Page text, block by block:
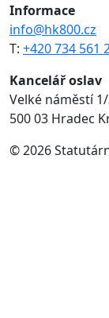
Informace
info@hk800.cz
T: +420 734 561
Kancelář oslav
Velké náměstí
500 03 Hradec
© 2026